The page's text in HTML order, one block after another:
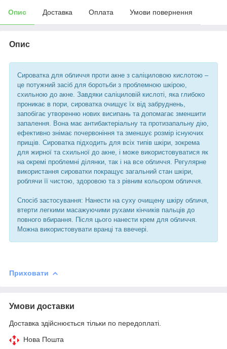
Опис Доставка Оплата Умови повернення
Опис
Сироватка для обличчя проти акне з саліциловою кислотою –
це потужний засіб для боротьби з проблемною шкірою,
схильною до акне. Завдяки саліциловій кислоті, яка глибоко
проникає в пори, сироватка очищує їх від забруднень,
запобігає утворенню нових висипань та допомагає зменшити
запалення. Вона має антибактеріальну та протизапальну дію,
ефективно знімає почервоніння та зменшує розмір існуючих
прищів. Сироватка підходить для всіх типів шкіри, зокрема
для жирної та схильної до акне, і може використовуватися як
на окремі проблемні ділянки, так і на все обличчя. Регулярне
використання сироватки покращує загальний стан шкіри,
роблячи її чистою, здоровою та з рівним кольором обличчя.
Спосіб застосування: Нанести на суху очищену шкіру обличя,
втерти легкими масажуючими рухами кінчиків пальців до
повного вбирання. Після цього нанести крем для обличчя.
Можна використовувати вранці та ввечері.
Приховати
Умови доставки
Доставка здійснюється тільки по передоплаті.
Нова Пошта